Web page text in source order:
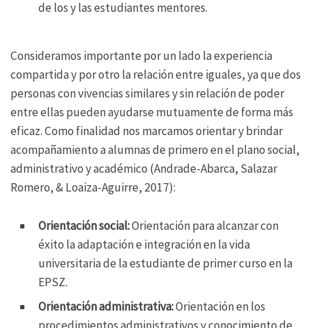
de los y las estudiantes mentores.
Consideramos importante por un lado la experiencia
compartida y por otro la relación entre iguales, ya que dos
personas con vivencias similares y sin relación de poder
entre ellas pueden ayudarse mutuamente de forma más
eficaz. Como finalidad nos marcamos orientar y brindar
acompañamiento a alumnas de primero en el plano social,
administrativo y académico (Andrade-Abarca, Salazar
Romero, & Loaiza-Aguirre, 2017):
Orientación social:Orientación para alcanzar con
éxito la adaptación e integración en la vida
universitaria de la estudiante de primer curso en la
EPSZ.
Orientación administrativa:Orientación en los